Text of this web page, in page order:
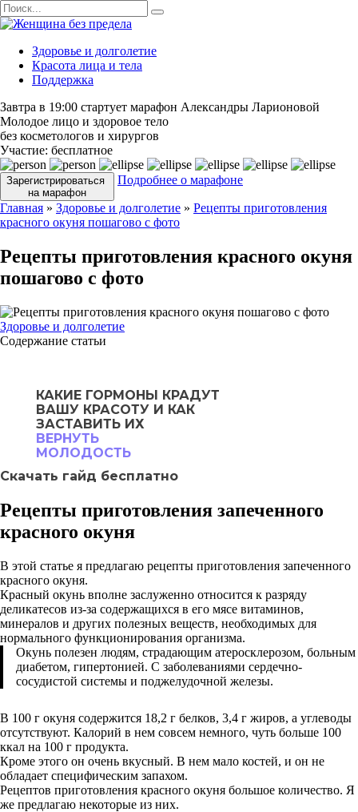
Перейти
к
содержанию
Search
for:
Здоровье и долголетие
Красота лица и тела
Поддержка
Завтра в 19:00 стартует марафон Александры Ларионовой
Молодое лицо и здоровое тело
без косметологов и хирургов
Участие: бесплатное
Зарегистрироваться
на марафон
Подробнее о марафоне
Главная » Здоровье и долголетие » Рецепты приготовления
красного окуня пошагово с фото
Рецепты приготовления красного окуня
пошагово с фото
Здоровье и долголетие
Содержание статьи
КАКИЕ ГОРМОНЫ КРАДУТ
ВАШУ КРАСОТУ И КАК
ЗАСТАВИТЬ ИХ
ВЕРНУТЬ
МОЛОДОСТЬ
Скачать гайд бесплатно
Рецепты приготовления запеченного
красного окуня
В этой статье я предлагаю рецепты приготовления запеченного
красного окуня.
Красный окунь вполне заслуженно относится к разряду
деликатесов из-за содержащихся в его мясе витаминов,
минералов и других полезных веществ, необходимых для
нормального функционирования организма.
Окунь полезен людям, страдающим атеросклерозом, больным
диабетом, гипертонией. С заболеваниями сердечно-
сосудистой системы и поджелудочной железы.
В 100 г окуня содержится 18,2 г белков, 3,4 г жиров, а углеводы
отсутствуют. Калорий в нем совсем немного, чуть больше 100
ккал на 100 г продукта.
Кроме этого он очень вкусный. В нем мало костей, и он не
обладает специфическим запахом.
Рецептов приготовления красного окуня большое количество. Я
же предлагаю некоторые из них.